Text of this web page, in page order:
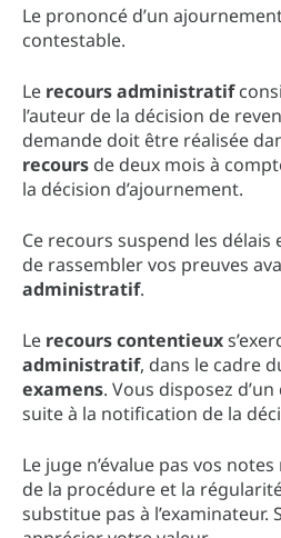
Le prononcé d’un
contestable.
Le recours administratif
l’auteur de la décision de
demande doit être réalisée
recours de deux mois à
la décision d’ajournement.
Ce recours suspend les délais
de rassembler vos preuves
administratif.
Le recours contentieux
administratif, dans le cadre
examens. Vous disposez
suite à la notification de la
Le juge n’évalue pas vos
de la procédure et la
substitue pas à l’examinateur.